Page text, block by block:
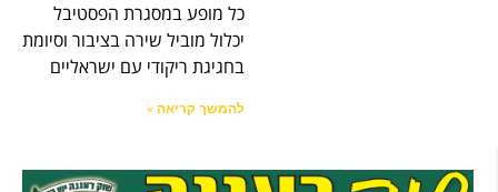
כל מופע במסגרת הפסטיבל
יכלול מוביל שירה בציבור וסיומת
בחגיגת ריקודי עם ישראליים
להמשך קריאה »